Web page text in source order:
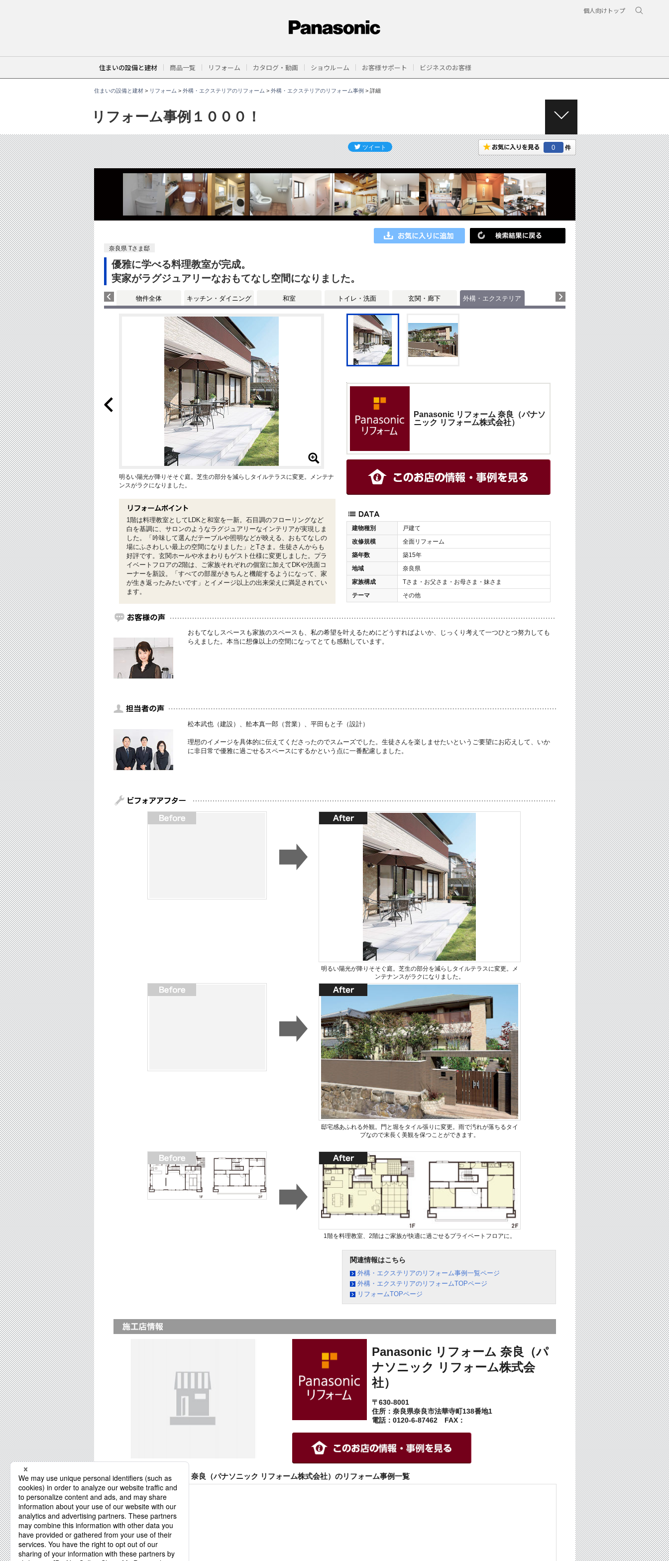
個人向けトップ
住まいの設備と建材 商品一覧 リフォーム カタログ・動画 ショウルーム お客様サポート ビジネスのお客様
住まいの設備と建材> リフォーム > 外構・エクステリアのリフォーム > 外構・エクステリアのリフォーム事例 > 詳細
リフォーム事例１０００！
E
N
。
0
奈良県 Tさま邸
優雅に学べる料理教室が完成。
実家がラグジュアリーなおもてなし空間になりました。
物件全体 キッチン・ダイニング 和室 トイレ・洗面 玄関・廊下 外構・エクステリア
Panasonic リフォーム 奈良（パナソ
ニック リフォーム株式会社）
建物種別
戸建て
改修規模
全面リフォーム
築年数
築15年
地域
奈良県
家族構成
Tさま・お父さま・お母さま・妹さま
テーマ
その他
明るい陽光が降りそそぐ庭。芝生の部分を減らしタイルテラスに変更。メンテナ
ンスがラクになりました。
1階は料理教室としてLDKと和室を一新。石目調のフローリングなど
白を基調に、サロンのようなラグジュアリーなインテリアが実現しま
した。「吟味して選んだテーブルや照明などが映える、おもてなしの
場にふさわしい最上の空間になりました」とTさま。生徒さんからも
好評です。玄関ホールや水まわりもゲスト仕様に変更しました。プラ
イベートフロアの2階は、ご家族それぞれの個室に加えてDKや洗面コ
ーナーを新設。「すべての部屋がきちんと機能するようになって、家
が生き返ったみたいです」とイメージ以上の出来栄えに満足されてい
ます。
おもてなしスペースも家族のスペースも、私の希望を叶えるためにどうすればよいか、じっくり考えて一つひとつ努力しても
らえました。本当に想像以上の空間になってとても感動しています。
松本武也（建設）、舩本真一郎（営業）、平田もと子（設計）
理想のイメージを具体的に伝えてくださったのでスムーズでした。生徒さんを楽しませたいというご要望にお応えして、いか
に非日常で優雅に過ごせるスペースにするかという点に一番配慮しました。
明るい陽光が降りそそぐ庭。芝生の部分を減らしタイルテラスに変更。メ
ンテナンスがラクになりました。
邸宅感あふれる外観。門と堀をタイル張りに変更。雨で汚れが落ちるタイ
プなので末長く美観を保つことができます。
1階を料理教室、2階はご家族が快適に過ごせるプライベートフロアに。
関連情報はこちら
外構・エクステリアのリフォーム事例一覧ページ
外構・エクステリアのリフォームTOPページ
リフォームTOPページ
Panasonic リフォーム 奈良（パ
ナソニック リフォーム株式会
社）
〒630-8001
住所：奈良県奈良市法華寺町138番地1
電話：0120-6-87462 FAX：
Panasonic リフォーム 奈良（パナソニック リフォーム株式会社）のリフォーム事例一覧
優雅に学べる料理